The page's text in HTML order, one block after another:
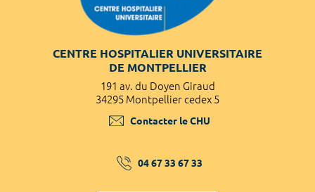
CENTRE HOSPITALIER UNIVERSITAIRE
DE MONTPELLIER
191 av. du Doyen Giraud
34295 Montpellier cedex 5
Contacter le CHU
04 67 33 67 33